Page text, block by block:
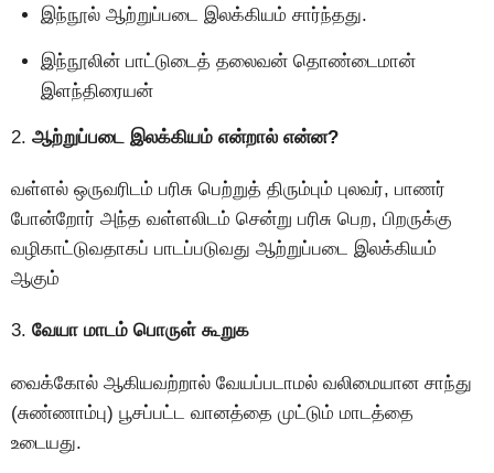
இந்நூல் ஆற்றுப்படை இலக்கியம் சார்ந்தது.
இந்நூலின் பாட்டுடைத் தலைவன் தொண்டைமான்
இளந்திரையன்
2. ஆற்றுப்படை இலக்கியம் என்றால் என்ன?
வள்ளல் ஒருவரிடம் பரிசு பெற்றுத் திரும்பும் புலவர், பாணர்
போன்றோர் அந்த வள்ளலிடம் சென்று பரிசு பெற, பிறருக்கு
வழிகாட்டுவதாகப் பாடப்படுவது ஆற்றுப்படை இலக்கியம்
ஆகும்
3. வேயா மாடம் பொருள் கூறுக
வைக்கோல் ஆகியவற்றால் வேயப்படாமல் வலிமையான சாந்து
(சுண்ணாம்பு) பூசப்பட்ட வானத்தை முட்டும் மாடத்தை
உடையது.